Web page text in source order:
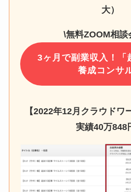
大）
\無料ZOOM相談
3ヶ月で副業収入！「
養成コンサ
【2022年12月クラウドワ
実績40万848